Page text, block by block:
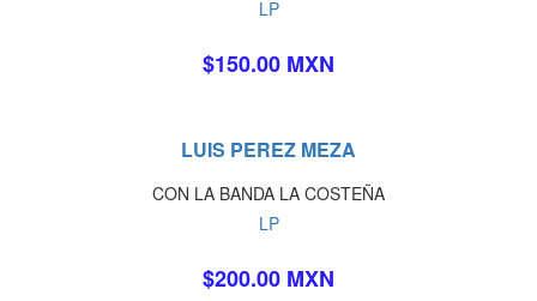
LP
$150.00 MXN
LUIS PEREZ MEZA
CON LA BANDA LA COSTEÑA
LP
$200.00 MXN